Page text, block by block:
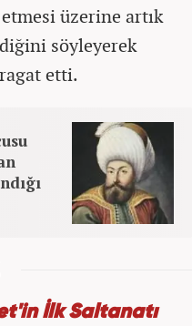
üzerine artık
söyleyerek
etti.
İlk Saltanatı